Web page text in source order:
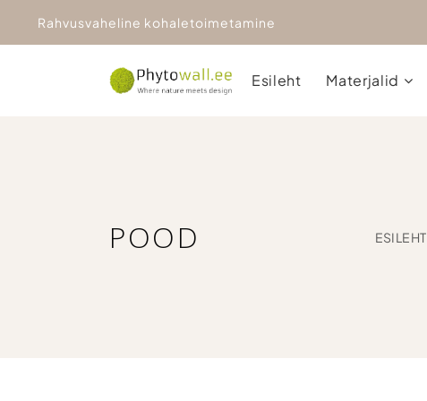
Rahvusvaheline kohaletoimetamine
Esileht Materjalid
POOD ESILEHT